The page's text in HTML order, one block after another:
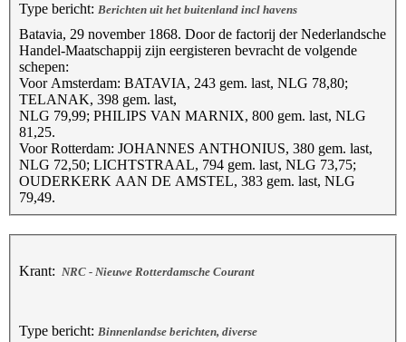
Type bericht: Berichten uit het buitenland incl havens
Batavia, 29 november 1868. Door de factorij der Nederlandsche
Handel-Maatschappij zijn eergisteren bevracht de volgende
schepen:
Voor Amsterdam: BATAVIA, 243 gem. last, NLG 78,80;
TELANAK, 398 gem. last,
NLG 79,99; PHILIPS VAN MARNIX, 800 gem. last, NLG
81,25.
Voor Rotterdam: JOHANNES ANTHONIUS, 380 gem. last,
NLG 72,50; LICHTSTRAAL, 794 gem. last, NLG 73,75;
OUDERKERK AAN DE AMSTEL, 383 gem. last, NLG
79,49.
Krant: NRC - Nieuwe Rotterdamsche Courant
Type bericht: Binnenlandse berichten, diverse